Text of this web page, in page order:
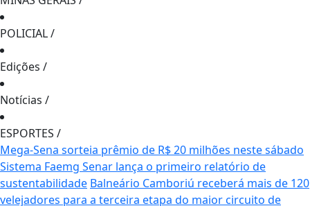
POLICIAL/
Edições /
Notícias /
ESPORTES /
Mega-Sena sorteia prêmio de R$ 20 milhões neste sábado
Sistema Faemg Senar lança o primeiro relatório de
sustentabilidade Balneário Camboriú receberá mais de 120
velejadores para a terceira etapa do maior circuito de